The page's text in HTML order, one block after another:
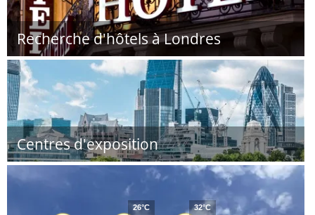
Recherche d'hôtels à Londres
Centres d'exposition
26°C
32°C